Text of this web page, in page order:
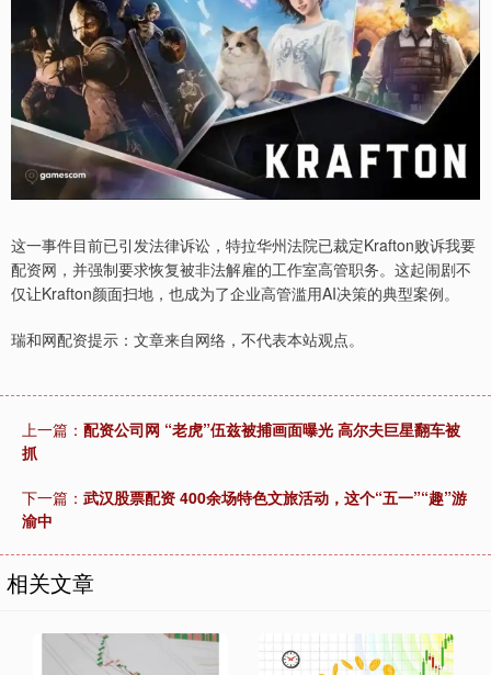
这一事件目前已引发法律诉讼，特拉华州法院已裁定Krafton败诉我要
配资网，并强制要求恢复被非法解雇的工作室高管职务。这起闹剧不
仅让Krafton颜面扫地，也成为了企业高管滥用AI决策的典型案例。
瑞和网配资提示：文章来自网络，不代表本站观点。
上一篇： 配资公司网 “老虎”伍兹被捕画面曝光 高尔夫巨星翻车被
抓
下一篇： 武汉股票配资 400余场特色文旅活动，这个“五一”“趣”游
渝中
相关文章